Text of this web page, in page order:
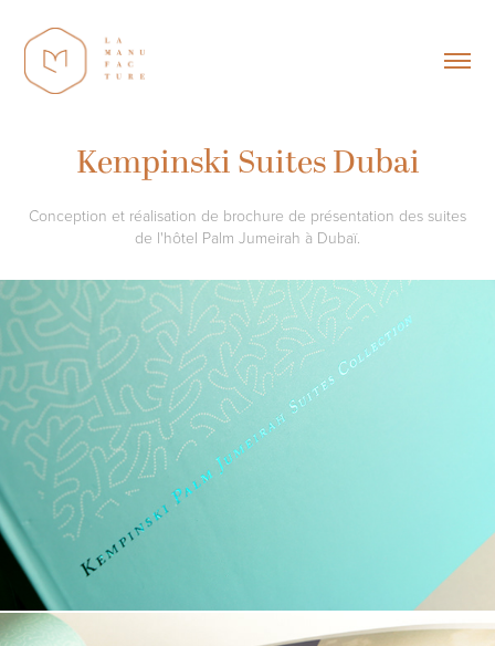
Kempinski Suites Dubai
Conception et réalisation de brochure de présentation des suites
de l'hôtel Palm Jumeirah à Dubaï.